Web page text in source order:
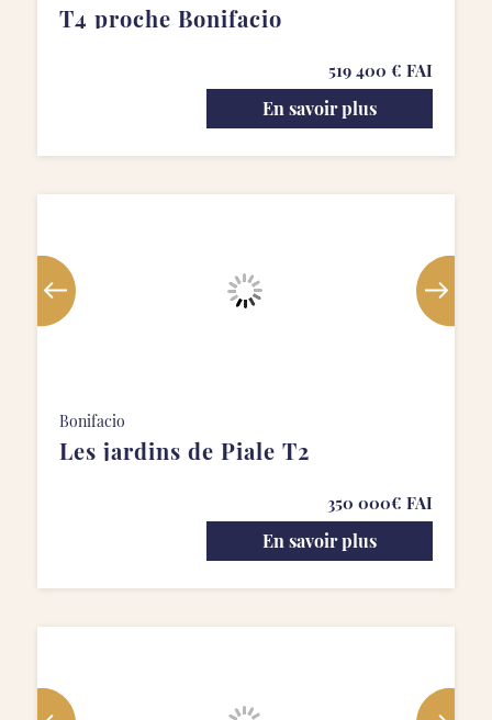
T4 proche Bonifacio
519 400 € FAI
En savoir plus
Les jardins de Piale T2
Bonifacio
350 000€ FAI
En savoir plus